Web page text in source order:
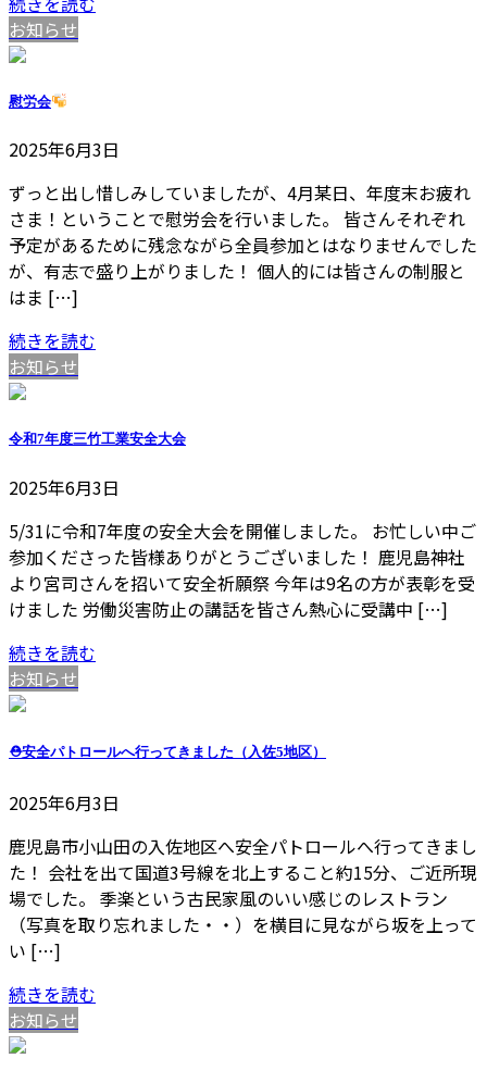
お知らせ
慰労会
2025年6月3日
ずっと出し惜しみしていましたが、4月某日、年度末お疲れ
さま！ということで慰労会を行いました。 皆さんそれぞれ
予定があるために残念ながら全員参加とはなりませんでした
が、有志で盛り上がりました！ 個人的には皆さんの制服と
はま […]
続きを読む
お知らせ
令和7年度三竹工業安全大会
2025年6月3日
5/31に令和7年度の安全大会を開催しました。 お忙しい中ご
参加くださった皆様ありがとうございました！ 鹿児島神社
より宮司さんを招いて安全祈願祭 今年は9名の方が表彰を受
けました 労働災害防止の講話を皆さん熱心に受講中 […]
続きを読む
お知らせ
⛑安全パトロールへ行ってきました（入佐5地区）
2025年6月3日
鹿児島市小山田の入佐地区へ安全パトロールへ行ってきまし
た！ 会社を出て国道3号線を北上すること約15分、ご近所現
場でした。 季楽という古民家風のいい感じのレストラン
（写真を取り忘れました・・）を横目に見ながら坂を上って
い […]
続きを読む
お知らせ